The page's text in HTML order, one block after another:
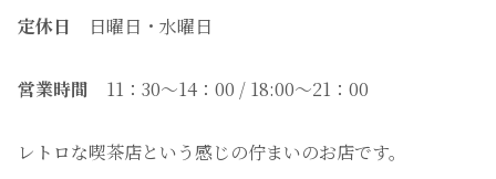
定休日 日曜日・水曜日
営業時間 11：30〜14：00 / 18:00〜21：00
レトロな喫茶店という感じの佇まいのお店です。